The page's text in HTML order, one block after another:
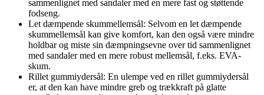
sammenlignet med sandaler med en mere fast og støttende
fodseng.
Let dæmpende skummellemsål: Selvom en let dæmpende
skummellemsål kan give komfort, kan den også være mindre
holdbar og miste sin dæmpningsevne over tid sammenlignet
med sandaler med en mere robust mellemsål, f.eks. EVA-
skum.
Rillet gummiydersål: En ulempe ved en rillet gummiydersål
er, at den kan have mindre greb og trækkraft på glatte